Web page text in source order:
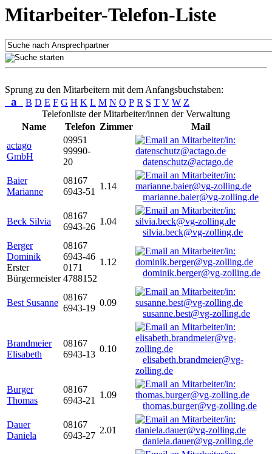
Mitarbeiter-Telefon-Liste
Sprung zu den Mitarbeitern mit dem Anfangsbuchstaben:
a B D E F G H K L M N O P R S T V W Z
Telefonliste der Mitarbeiter/innen der Verwaltung
Name
Telefon Zimmer
Mail
actago
GmbH
09951
99990-
20
datenschutz@actago.de
Baier
Marianne
08167
6943-51
1.14
marianne.baier@vg-zolling.de
Beck Silvia
08167
6943-26
1.04
silvia.beck@vg-zolling.de
Berger
Dominik
Erster
Bürgermeister
08167
6943-46
0171
4788152
1.12
dominik.berger@vg-zolling.de
Best Susanne
08167
6943-19
0.09
susanne.best@vg-zolling.de
Brandmeier
Elisabeth
08167
6943-13
0.10
elisabeth.brandmeier@vg-
zolling.de
Burger
Thomas
08167
6943-21
1.09
thomas.burger@vg-zolling.de
Dauer
Daniela
08167
6943-27
2.01
daniela.dauer@vg-zolling.de